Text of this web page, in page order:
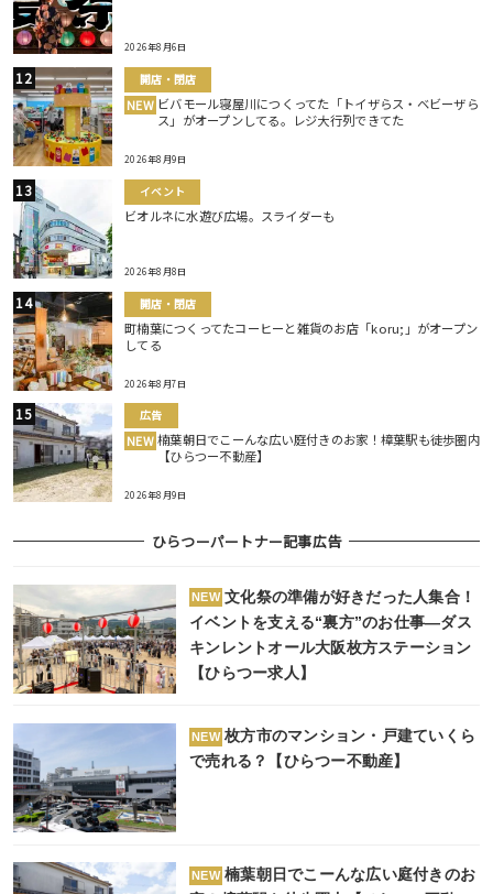
2026年8月6日
開店・閉店
NEW ビバモール寝屋川につくってた「トイザらス・ベビーザら
ス」がオープンしてる。レジ大行列できてた
2026年8月9日
イベント
ビオルネに水遊び広場。スライダーも
2026年8月8日
開店・閉店
町楠葉につくってたコーヒーと雑貨のお店「koru;」がオープン
してる
2026年8月7日
広告
NEW 楠葉朝日でこーんな広い庭付きのお家！樟葉駅も徒歩圏内
【ひらつー不動産】
2026年8月9日
ひらつーパートナー記事広告
NEW 文化祭の準備が好きだった人集合！
イベントを支える“裏方”のお仕事―ダス
キンレントオール大阪枚方ステーション
【ひらつー求人】
NEW 枚方市のマンション・戸建ていくら
で売れる？【ひらつー不動産】
NEW 楠葉朝日でこーんな広い庭付きのお